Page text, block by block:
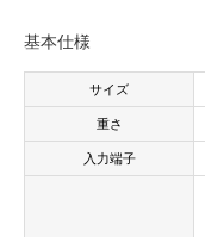
基本仕様
サイズ
重さ
入力端子